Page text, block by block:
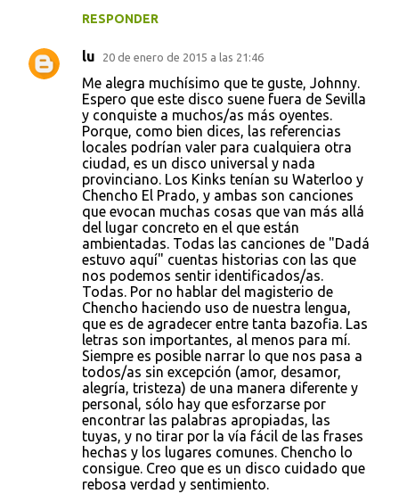
RESPONDER
lu 20 de enero de 2015 a las 21:46
Me alegra muchísimo que te guste, Johnny.
Espero que este disco suene fuera de Sevilla
y conquiste a muchos/as más oyentes.
Porque, como bien dices, las referencias
locales podrían valer para cualquiera otra
ciudad, es un disco universal y nada
provinciano. Los Kinks tenían su Waterloo y
Chencho El Prado, y ambas son canciones
que evocan muchas cosas que van más allá
del lugar concreto en el que están
ambientadas. Todas las canciones de "Dadá
estuvo aquí" cuentas historias con las que
nos podemos sentir identificados/as.
Todas. Por no hablar del magisterio de
Chencho haciendo uso de nuestra lengua,
que es de agradecer entre tanta bazofia. Las
letras son importantes, al menos para mí.
Siempre es posible narrar lo que nos pasa a
todos/as sin excepción (amor, desamor,
alegría, tristeza) de una manera diferente y
personal, sólo hay que esforzarse por
encontrar las palabras apropiadas, las
tuyas, y no tirar por la vía fácil de las frases
hechas y los lugares comunes. Chencho lo
consigue. Creo que es un disco cuidado que
rebosa verdad y sentimiento.